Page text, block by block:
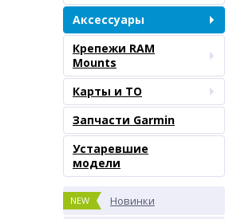
Аксессуары
Крепежи RAM
Mounts
Карты и ТО
Запчасти Garmin
Устаревшие
модели
NEW Новинки